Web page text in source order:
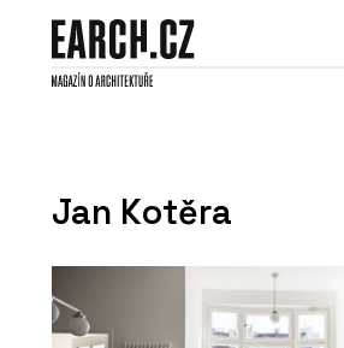
Jan Kotěra